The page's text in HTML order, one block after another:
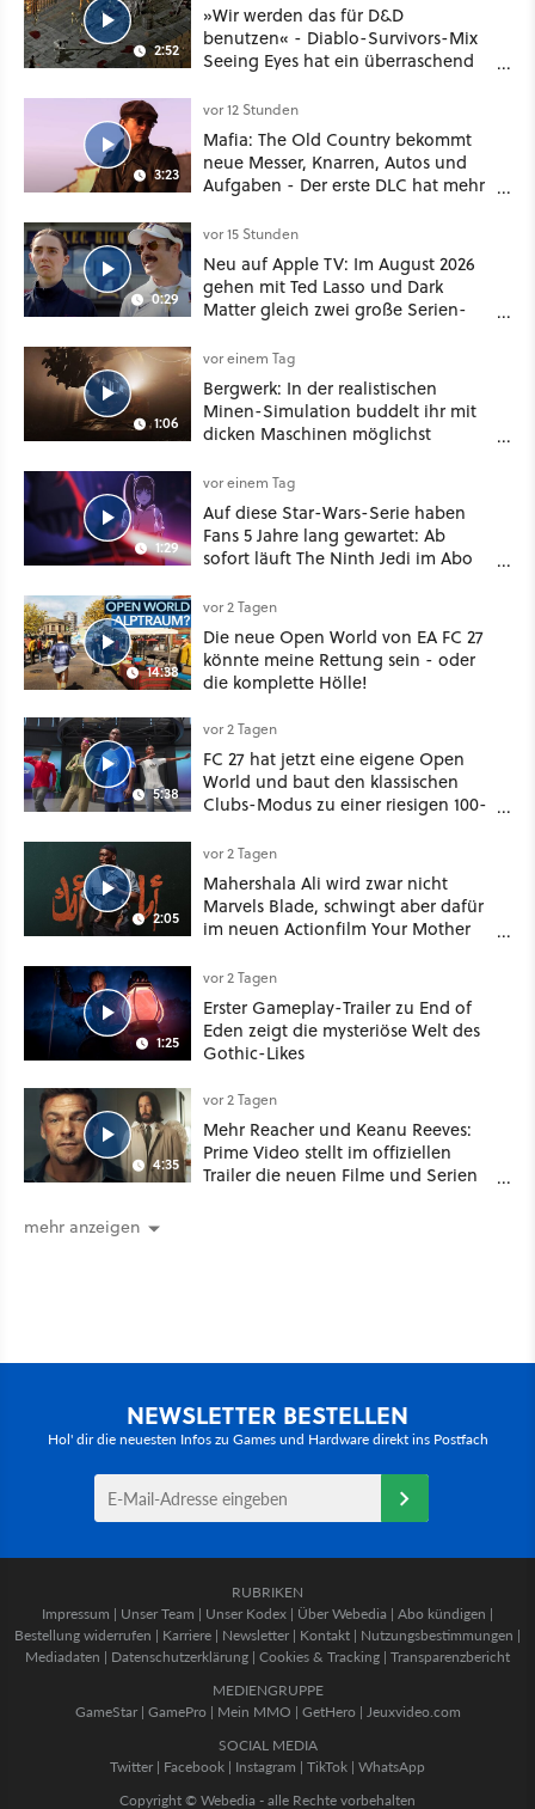
2:52
»Wir werden das für D&D
benutzen« - Diablo-Survivors-Mix
Seeing Eyes hat ein überraschend
3:23
vor 12 Stunden
Mafia: The Old Country bekommt
neue Messer, Knarren, Autos und
Aufgaben - Der erste DLC hat mehr
0:29
vor 15 Stunden
Neu auf Apple TV: Im August 2026
gehen mit Ted Lasso und Dark
Matter gleich zwei große Serien-
1:06
vor einem Tag
Bergwerk: In der realistischen
Minen-Simulation buddelt ihr mit
dicken Maschinen möglichst
1:29
vor einem Tag
Auf diese Star-Wars-Serie haben
Fans 5 Jahre lang gewartet: Ab
sofort läuft The Ninth Jedi im Abo
14:38
vor 2 Tagen
Die neue Open World von EA FC 27
könnte meine Rettung sein - oder
die komplette Hölle!
5:38
vor 2 Tagen
FC 27 hat jetzt eine eigene Open
World und baut den klassischen
Clubs-Modus zu einer riesigen 100-
2:05
vor 2 Tagen
Mahershala Ali wird zwar nicht
Marvels Blade, schwingt aber dafür
im neuen Actionfilm Your Mother
Schwert
1:25
vor 2 Tagen
Erster Gameplay-Trailer zu End of
Eden zeigt die mysteriöse Welt des
Gothic-Likes
4:35
vor 2 Tagen
Mehr Reacher und Keanu Reeves:
Prime Video stellt im offiziellen
Trailer die neuen Filme und Serien
mehr anzeigen
NEWSLETTER BESTELLEN
Hol' dir die neuesten Infos zu Games und Hardware direkt ins Postfach
RUBRIKEN
Impressum | Unser Team | Unser Kodex | Über Webedia | Abo kündigen |
Bestellung widerrufen | Karriere | Newsletter | Kontakt | Nutzungsbestimmungen |
Mediadaten | Datenschutzerklärung | Cookies & Tracking | Transparenzbericht
MEDIENGRUPPE
GameStar| GamePro | Mein MMO | GetHero | Jeuxvideo.com
SOCIAL MEDIA
Twitter | Facebook | Instagram | TikTok | WhatsApp
Copyright © Webedia - alle Rechte vorbehalten